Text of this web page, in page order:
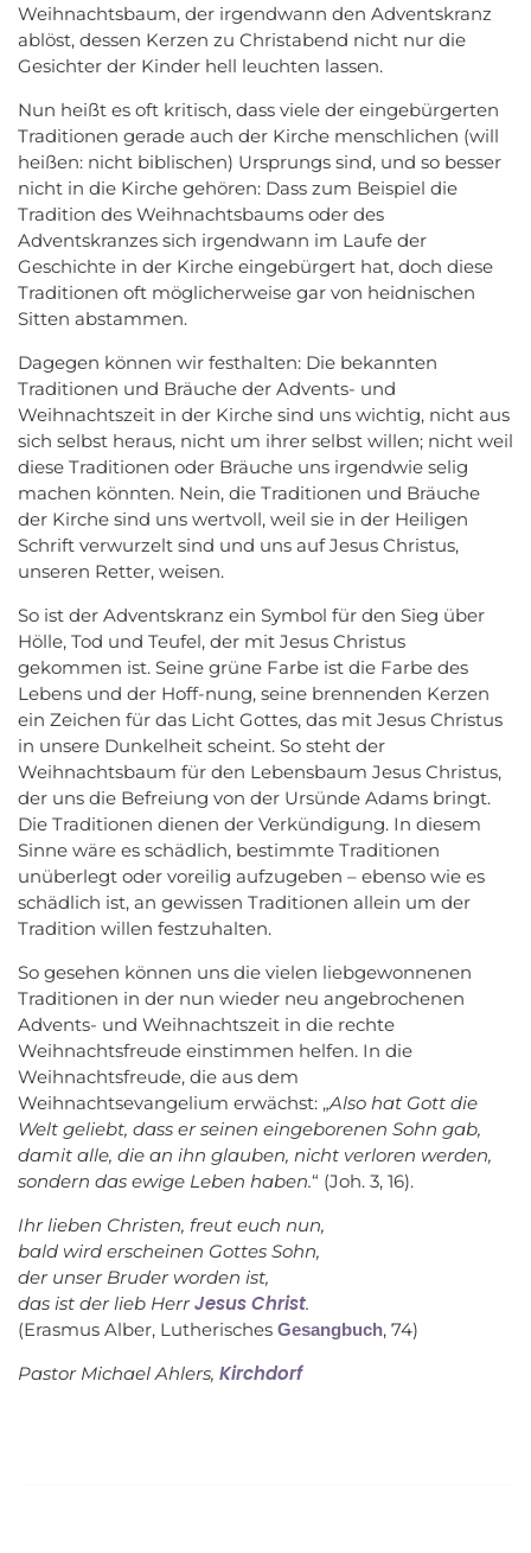
Weihnachtsbaum, der irgendwann den Adventskranz
ablöst, dessen Kerzen zu Christabend nicht nur die
Gesichter der Kinder hell leuchten lassen.
Nun heißt es oft kritisch, dass viele der eingebürgerten
Traditionen gerade auch der Kirche menschlichen (will
heißen: nicht biblischen) Ursprungs sind, und so besser
nicht in die Kirche gehören: Dass zum Beispiel die
Tradition des Weihnachtsbaums oder des
Adventskranzes sich irgendwann im Laufe der
Geschichte in der Kirche eingebürgert hat, doch diese
Traditionen oft möglicherweise gar von heidnischen
Sitten abstammen.
Dagegen können wir festhalten: Die bekannten
Traditionen und Bräuche der Advents- und
Weihnachtszeit in der Kirche sind uns wichtig, nicht aus
sich selbst heraus, nicht um ihrer selbst willen; nicht weil
diese Traditionen oder Bräuche uns irgendwie selig
machen könnten. Nein, die Traditionen und Bräuche
der Kirche sind uns wertvoll, weil sie in der Heiligen
Schrift verwurzelt sind und uns auf Jesus Christus,
unseren Retter, weisen.
So ist der Adventskranz ein Symbol für den Sieg über
Hölle, Tod und Teufel, der mit Jesus Christus
gekommen ist. Seine grüne Farbe ist die Farbe des
Lebens und der Hoff-nung, seine brennenden Kerzen
ein Zeichen für das Licht Gottes, das mit Jesus Christus
in unsere Dunkelheit scheint. So steht der
Weihnachtsbaum für den Lebensbaum Jesus Christus,
der uns die Befreiung von der Ursünde Adams bringt.
Die Traditionen dienen der Verkündigung. In diesem
Sinne wäre es schädlich, bestimmte Traditionen
unüberlegt oder voreilig aufzugeben – ebenso wie es
schädlich ist, an gewissen Traditionen allein um der
Tradition willen festzuhalten.
So gesehen können uns die vielen liebgewonnenen
Traditionen in der nun wieder neu angebrochenen
Advents- und Weihnachtszeit in die rechte
Weihnachtsfreude einstimmen helfen. In die
Weihnachtsfreude, die aus dem
Weihnachtsevangelium erwächst: „Also hat Gott die
Welt geliebt, dass er seinen eingeborenen Sohn gab,
damit alle, die an ihn glauben, nicht verloren werden,
sondern das ewige Leben haben.“ (Joh. 3, 16).
Ihr lieben Christen, freut euch nun,
bald wird erscheinen Gottes Sohn,
der unser Bruder worden ist,
das ist der lieb HerrJesus Christ.
(Erasmus Alber, Lutherisches Gesangbuch, 74)
Pastor Michael Ahlers, Kirchdorf